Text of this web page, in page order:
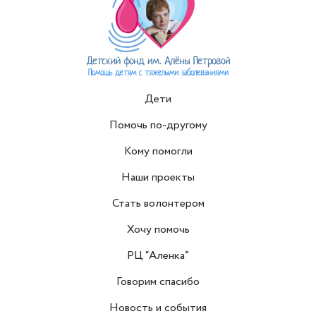
Дети
Помочь по-другому
Кому помогли
Наши проекты
Стать волонтером
Хочу помочь
РЦ “Аленка”
Говорим спасибо
Новость и события